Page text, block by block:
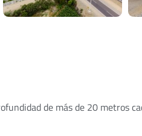
de más de 20 metros